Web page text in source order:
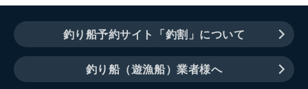
釣り船予約サイト「釣割」について
釣り船（遊漁船）業者様へ